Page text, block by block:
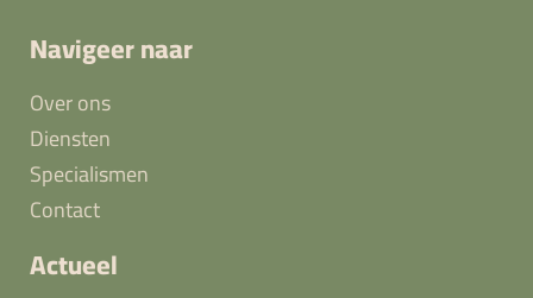
Navigeer naar
Over ons
Diensten
Specialismen
Contact
Actueel